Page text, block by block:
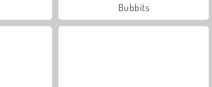
Bubbits